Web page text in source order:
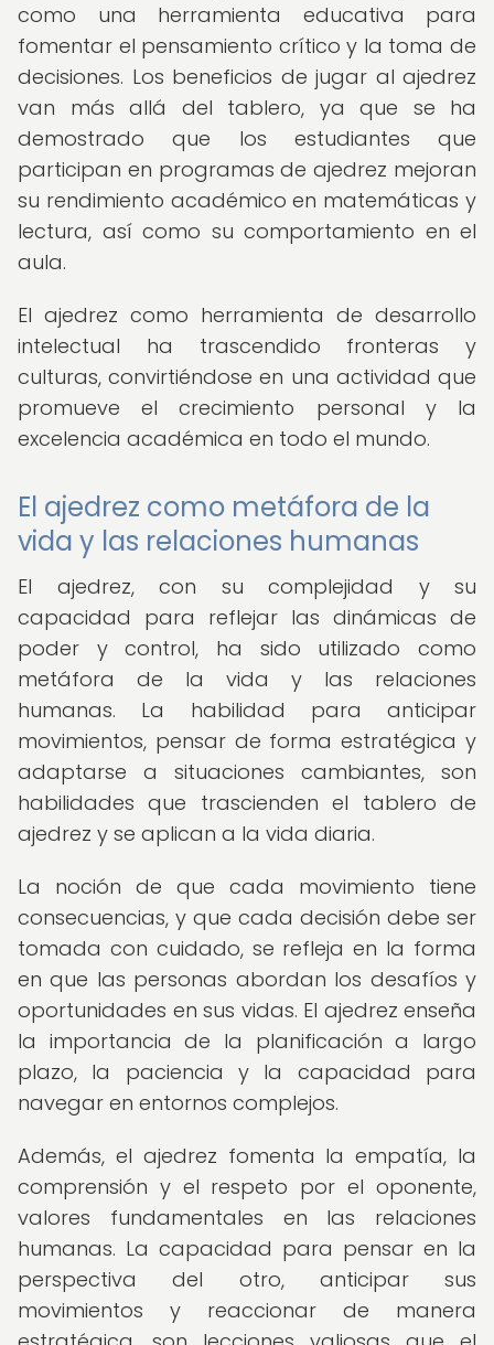
como una herramienta educativa para
fomentar el pensamiento crítico y la toma de
decisiones. Los beneficios de jugar al ajedrez
van más allá del tablero, ya que se ha
demostrado que los estudiantes que
participan en programas de ajedrez mejoran
su rendimiento académico en matemáticas y
lectura, así como su comportamiento en el
aula.
El ajedrez como herramienta de desarrollo
intelectual ha trascendido fronteras y
culturas, convirtiéndose en una actividad que
promueve el crecimiento personal y la
excelencia académica en todo el mundo.
El ajedrez como metáfora de la
vida y las relaciones humanas
El ajedrez, con su complejidad y su
capacidad para reflejar las dinámicas de
poder y control, ha sido utilizado como
metáfora de la vida y las relaciones
humanas. La habilidad para anticipar
movimientos, pensar de forma estratégica y
adaptarse a situaciones cambiantes, son
habilidades que trascienden el tablero de
ajedrez y se aplican a la vida diaria.
La noción de que cada movimiento tiene
consecuencias, y que cada decisión debe ser
tomada con cuidado, se refleja en la forma
en que las personas abordan los desafíos y
oportunidades en sus vidas. El ajedrez enseña
la importancia de la planificación a largo
plazo, la paciencia y la capacidad para
navegar en entornos complejos.
Además, el ajedrez fomenta la empatía, la
comprensión y el respeto por el oponente,
valores fundamentales en las relaciones
humanas. La capacidad para pensar en la
perspectiva del otro, anticipar sus
movimientos y reaccionar de manera